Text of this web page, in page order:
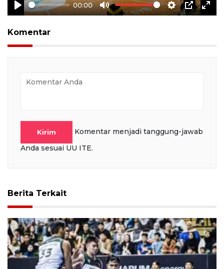
Play
00:00
Mute Settings
PIP
Komentar
Kirim
Komentar menjadi tanggung-jawab
Anda sesuai UU ITE.
Berita Terkait